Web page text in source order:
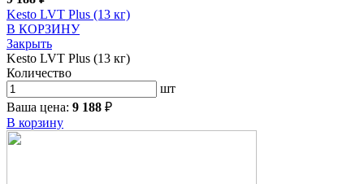
Kesto LVT Plus (13 кг)
В КОРЗИНУ
Закрыть
Kesto LVT Plus (13 кг)
Количество
шт
Ваша цена: 9 188 ₽
В корзину